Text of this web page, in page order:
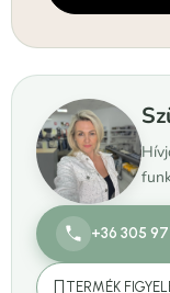
+36 305
TERMÉK